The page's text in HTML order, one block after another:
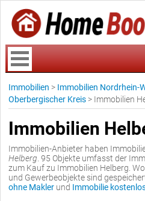
Immobilien > Immobilien Nordrhein-
Oberbergischer Kreis > Immobilien
Immobilien
Immobilien-Anbieter haben
Helberg . 95 Objekte umfasst der
zum Kauf zu Immobilien Helberg.
und Gewerbeobjekte sind
ohne Makler und Immobilie